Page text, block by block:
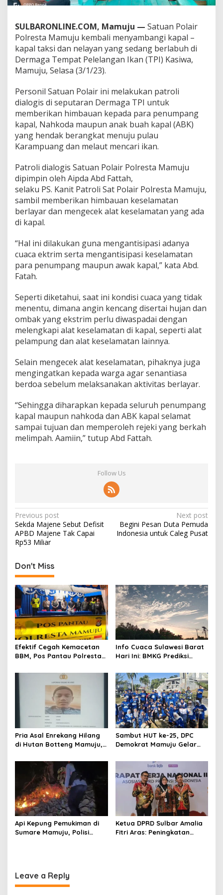
,
a
r
g
a
D
i
b
a
u
W
a
s
p
d
a
C
u
a
c
k
s
t
r
SULBARONLINE.COM, Mamuju — Satuan Polair
Polresta Mamuju kembali menyambangi kapal –
kapal taksi dan nelayan yang sedang berlabuh di
Dermaga Tempat Pelelangan Ikan (TPI) Kasiwa,
Mamuju, Selasa (3/1/23).
Personil Satuan Polair ini melakukan patroli
dialogis di seputaran Dermaga TPI untuk
memberikan himbauan kepada para penumpang
kapal, Nahkoda maupun anak buah kapal (ABK)
yang hendak berangkat menuju pulau
Karampuang dan melaut mencari ikan.
Patroli dialogis Satuan Polair Polresta Mamuju
dipimpin oleh Aipda Abd Fattah,
selaku PS. Kanit Patroli Sat Polair Polresta Mamuju,
sambil memberikan himbauan keselamatan
berlayar dan mengecek alat keselamatan yang ada
di kapal.
“Hal ini dilakukan guna mengantisipasi adanya
cuaca ektrim serta mengantisipasi keselamatan
para penumpang maupun awak kapal,” kata Abd.
Fatah.
Seperti diketahui, saat ini kondisi cuaca yang tidak
menentu, dimana angin kencang disertai hujan dan
ombak yang ekstrim perlu diwaspadai dengan
melengkapi alat keselamatan di kapal, seperti alat
pelampung dan alat keselamatan lainnya.
Selain mengecek alat keselamatan, pihaknya juga
mengingatkan kepada warga agar senantiasa
berdoa sebelum melaksanakan aktivitas berlayar.
“Sehingga diharapkan kepada seluruh penumpang
kapal maupun nahkoda dan ABK kapal selamat
sampai tujuan dan memperoleh rejeki yang berkah
melimpah. Aamiin,” tutup Abd Fattah.
Follow Us
P
o
s
t
n
a
v
i
g
a
t
i
o
n
Previous post
Sekda Majene Sebut Defisit
APBD Majene Tak Capai
Rp53 Miliar
Next post
Begini Pesan Duta Pemuda
Indonesia untuk Caleg Pusat
Don't Miss
Efektif Cegah Kemacetan
BBM, Pos Pantau Polresta
SPBU Kali Mamuju
Info Cuaca Sulawesi Barat
Hari Ini: BMKG Prediksi
Pria Asal Enrekang Hilang
di Hutan Botteng Mamuju,
Kelaparan ke Istri
Sambut HUT ke-25, DPC
Demokrat Mamuju Gelar
Indonesia Asri
Api Kepung Pemukiman di
Sumare Mamuju, Polisi
Ketua DPRD Sulbar Amalia
Fitri Aras: Peningkatan
Leave a Reply